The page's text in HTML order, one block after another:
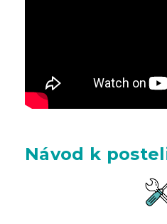
Návod k